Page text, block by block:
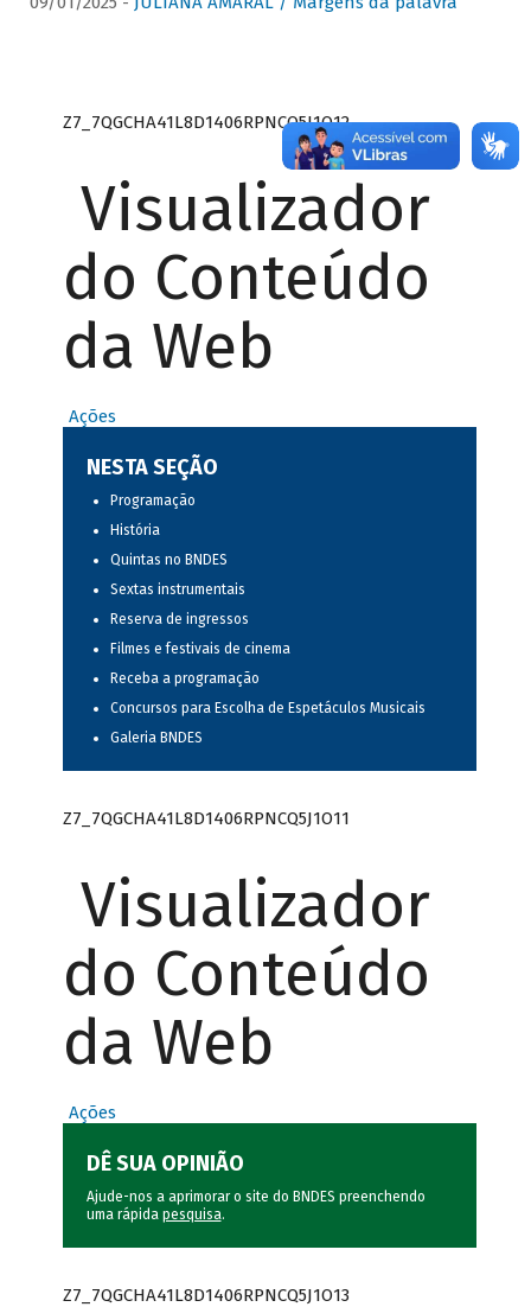
Z7_7QGCHA41L8D1406RPNCQ5J1O12
Visualizador
do Conteúdo
da Web
Ações
NESTA SEÇÃO
Programação
História
Quintas no BNDES
Sextas instrumentais
Reserva de ingressos
Filmes e festivais de cinema
Receba a programação
Concursos para Escolha de Espetáculos Musicais
Galeria BNDES
Z7_7QGCHA41L8D1406RPNCQ5J1O11
Visualizador
do Conteúdo
da Web
Ações
DÊ SUA OPINIÃO
Ajude-nos a aprimorar o site do BNDES preenchendo
uma rápida pesquisa.
Z7_7QGCHA41L8D1406RPNCQ5J1O13